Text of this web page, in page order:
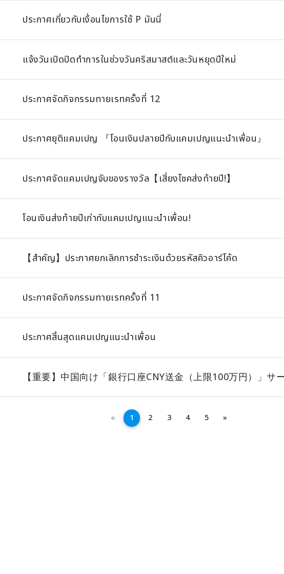
ประกาศเกี่ยวกับเงื่อนไขการใช้ P มันนี่
แจ้งวันเปิดปิดทำการในช่วงวันคริสมาสต์และวันหยุดปีใหม่
ประกาศจัดกิจกรรมทายเรทครั้งที่ 12
ประกาศยุติแคมเปญ 『โอนเงินปลายปีกับแคมเปญแนะนำเพื่อน』
ประกาศจัดแคมเปญจับของรางวัล【เสี่ยงโชคส่งท้ายปี!】
โอนเงินส่งท้ายปีเก่ากับแคมเปญแนะนำเพื่อน!
【สำคัญ】ประกาศยกเลิกการชำระเงินด้วยรหัสคิวอาร์โค้ด
ประกาศจัดกิจกรรมทายเรทครั้งที่ 11
ประกาศสิ้นสุดแคมเปญแนะนำเพื่อน
【重要】中国向け「銀行口座CNY送金（上限100万円）」サ
«ถัดไป
1 2 3 4 5 »